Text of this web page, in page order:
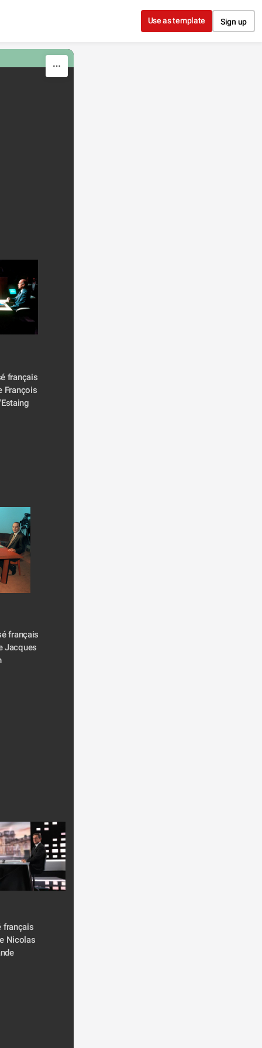
Use as template Sign up
français
François
français
Jacques
français
Nicolas